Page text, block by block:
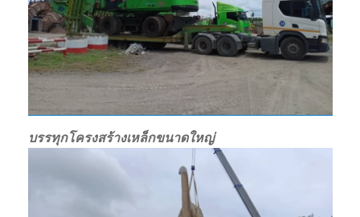
บรรทุกโครงสร้างเหล็กขนาดใหญ่